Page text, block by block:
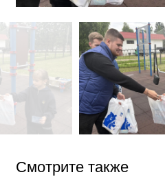
Смотрите также